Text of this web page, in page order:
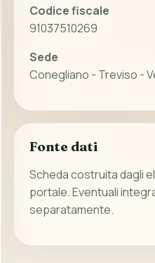
Codice fiscale
91037510269
Sede
Conegliano - Treviso -
Fonte dati
Scheda costruita dagli
portale. Eventuali
separatamente.